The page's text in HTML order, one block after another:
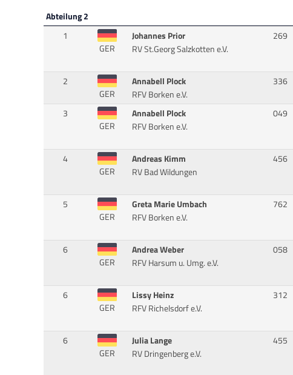
Abteilung 2
1
GER
Johannes Prior
RV St.Georg Salzkotten e.V.
269
2
GER
Annabell Plock
RFV Borken e.V.
336
3
GER
Annabell Plock
RFV Borken e.V.
049
4
GER
Andreas Kimm
RV Bad Wildungen
456
5
GER
Greta Marie Umbach
RFV Borken e.V.
762
6
GER
Andrea Weber
RFV Harsum u. Umg. e.V.
058
6
GER
Lissy Heinz
RFV Richelsdorf e.V.
312
6
GER
Julia Lange
RV Dringenberg e.V.
455